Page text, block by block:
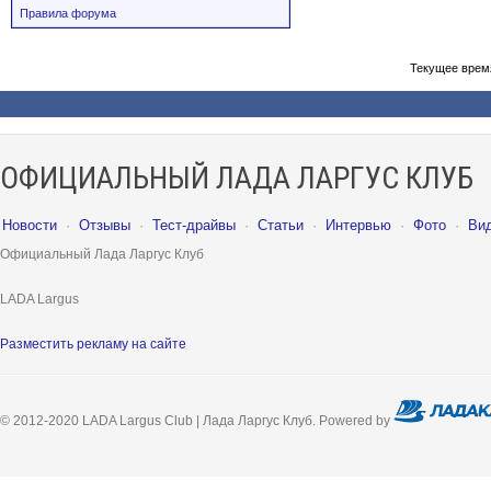
Правила форума
Текущее
ОФИЦИАЛЬНЫЙ ЛАДА ЛАРГУС КЛУБ
Новости · Отзывы · Тест-драйвы · Статьи · Интервью · Фото ·
Официальный Лада Ларгус Клуб
LADA Largus
Разместить рекламу на сайте
© 2012-2020 LADA Largus Club | Лада Ларгус Клуб. Powered by